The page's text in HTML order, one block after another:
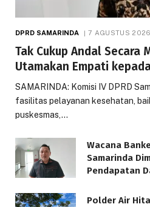
DPRD SAMARINDA 7 AGUSTUS 2026
Tak Cukup Andal Secara
Utamakan Empati
SAMARINDA: Komisi IV DPRD
fasilitas pelayanan kesehatan,
puskesmas,…
Wacana
Samarinda
Pendapatan
Polder Air